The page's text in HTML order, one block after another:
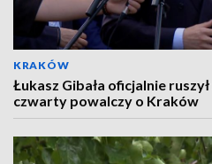
KRAKÓW
Łukasz Gibała oficjalnie
czwarty powalczy o Kraków